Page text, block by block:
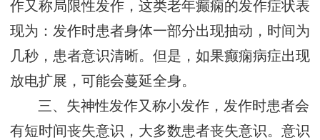
作又称局限性发作，这类老年癫痫的发作症状表
现为：发作时患者身体一部分出现抽动，时间为
几秒，患者意识清晰。但是，如果癫痫病症出现
放电扩展，可能会蔓延全身。
三、失神性发作又称小发作，发作时患者会
有短时间丧失意识，大多数患者丧失意识。意识